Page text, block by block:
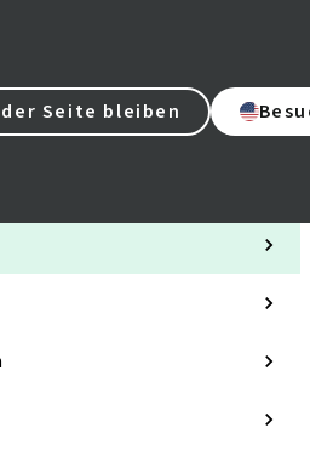
Seite bleiben
MarkenUnsere Marken